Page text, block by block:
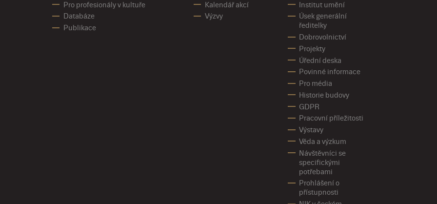
Pro profesionály v kultuře
Databáze
Publikace
Kalendář akcí
Výzvy
Institut umění
Úsek generální
ředitelky
Dobrovolnictví
Projekty
Úřední deska
Povinné informace
Pro média
Historie budovy
GDPR
Pracovní příležitosti
Výstavy
Věda a výzkum
Návštěvníci se
specifickými
potřebami
Prohlášení o
přístupnosti